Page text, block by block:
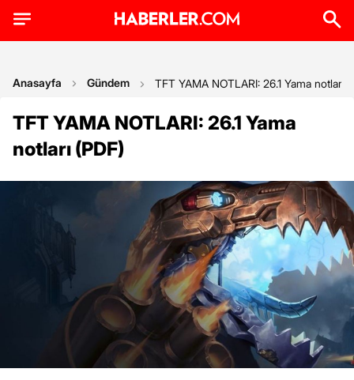
Anasayfa Gündem TFT YAMA NOTLARI: 26.1 Yama notları
TFT YAMA NOTLARI: 26.1 Yama
notları (PDF)